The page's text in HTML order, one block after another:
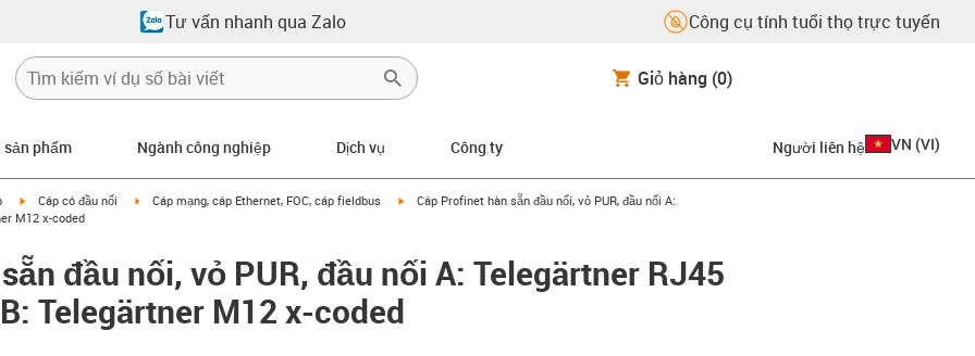
Tư vấn nhanh qua Zalo Công cụ tính tuổi thọ trực tuyến
Giỏ hàng (0)
phẩm Ngành công nghiệp Dịch vụ Công ty Người liên hệ VN (VI)
igus-icon-arrow-right
Cáp có đầu nối igus-icon-arrow-right
Cáp mạng, cáp Ethernet, FOC, cáp fieldbus igus-icon-arrow-right
Cáp Profinet hàn sẵn đầu nối, vỏ PUR, đầu nối A:
M12 x-coded
đầu nối, vỏ PUR, đầu nối A: Telegärtner RJ45
Telegärtner M12 x-coded